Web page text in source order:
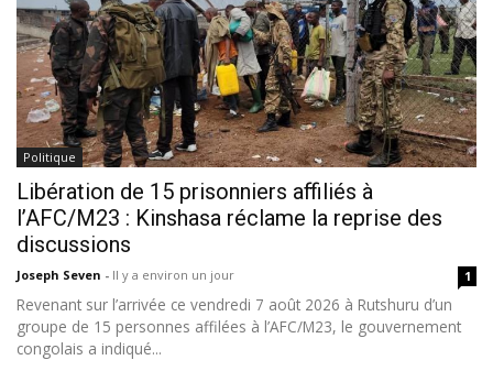
Politique
Libération de 15 prisonniers affiliés à
l’AFC/M23 : Kinshasa réclame la reprise des
discussions
Joseph Seven - Il y a environ un jour 1
Revenant sur l’arrivée ce vendredi 7 août 2026 à Rutshuru d’un
groupe de 15 personnes affilées à l’AFC/M23, le gouvernement
congolais a indiqué...